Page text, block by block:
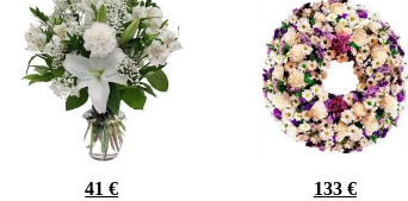
41 €
133 €